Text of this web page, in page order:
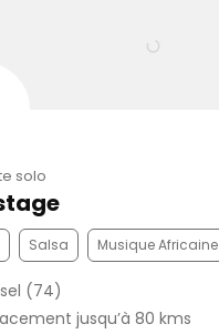
solo
Salsa Musique Africaine
(74)
jusqu’à 80 kms